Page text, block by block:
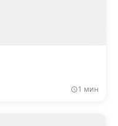
1 мин